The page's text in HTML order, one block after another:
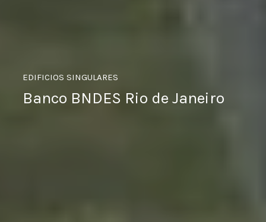
EDIFICIOS SINGULARES
Banco BNDES Rio de Janeiro